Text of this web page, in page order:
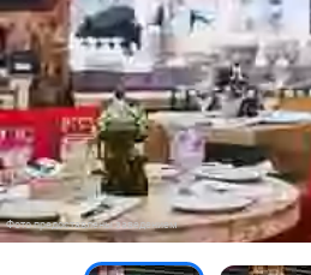
Фото предоставлены заведением